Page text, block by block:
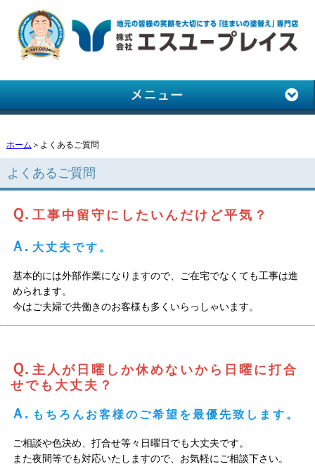
ホーム ＞よくあるご質問
よくあるご質問
Ｑ. 工事中留守にしたいんだけど平気？
Ａ. 大丈夫です。
基本的には外部作業になりますので、ご在宅でなくても工事は進
められます。
今はご夫婦で共働きのお客様も多くいらっしゃいます。
Ｑ. 主人が日曜しか休めないから日曜に打合
せでも大丈夫？
Ａ. もちろんお客様のご希望を最優先致します。
ご相談や色決め、打合せ等々日曜日でも大丈夫です。
また夜間等でも対応いたしますので、お気軽にご相談下さい。